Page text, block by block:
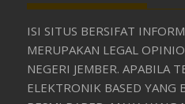
ISI SITUS BERSIFAT
MERUPAKAN LEGAL
NEGERI JEMBER. APABILA
ELEKTRONIK BASED YANG